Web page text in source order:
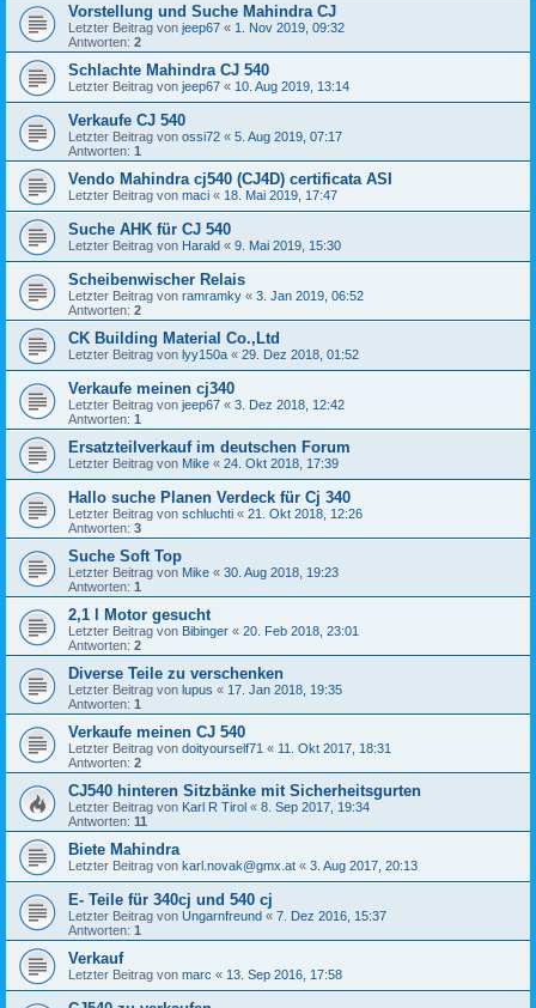
Vorstellung und Suche Mahindra CJ
Letzter Beitrag von jeep67 « 1. Nov 2019, 09:32
Antworten: 2
Schlachte Mahindra CJ 540
Letzter Beitrag von jeep67 « 10. Aug 2019, 13:14
Verkaufe CJ 540
Letzter Beitrag von ossi72 « 5. Aug 2019, 07:17
Antworten: 1
Vendo Mahindra cj540 (CJ4D) certificata ASI
Letzter Beitrag von maci « 18. Mai 2019, 17:47
Suche AHK für CJ 540
Letzter Beitrag von Harald « 9. Mai 2019, 15:30
Scheibenwischer Relais
Letzter Beitrag von ramramky « 3. Jan 2019, 06:52
Antworten: 2
CK Building Material Co.,Ltd
Letzter Beitrag von lyy150a « 29. Dez 2018, 01:52
Verkaufe meinen cj340
Letzter Beitrag von jeep67 « 3. Dez 2018, 12:42
Antworten: 1
Ersatzteilverkauf im deutschen Forum
Letzter Beitrag von Mike « 24. Okt 2018, 17:39
Hallo suche Planen Verdeck für Cj 340
Letzter Beitrag von schluchti « 21. Okt 2018, 12:26
Antworten: 3
Suche Soft Top
Letzter Beitrag von Mike « 30. Aug 2018, 19:23
Antworten: 1
2,1 l Motor gesucht
Letzter Beitrag von Bibinger « 20. Feb 2018, 23:01
Antworten: 2
Diverse Teile zu verschenken
Letzter Beitrag von lupus « 17. Jan 2018, 19:35
Antworten: 1
Verkaufe meinen CJ 540
Letzter Beitrag von doityourself71 « 11. Okt 2017, 18:31
Antworten: 2
CJ540 hinteren Sitzbänke mit Sicherheitsgurten
Letzter Beitrag von Karl R Tirol « 8. Sep 2017, 19:34
Antworten: 11
Biete Mahindra
Letzter Beitrag von karl.novak@gmx.at « 3. Aug 2017, 20:13
E- Teile für 340cj und 540 cj
Letzter Beitrag von Ungarnfreund « 7. Dez 2016, 15:37
Antworten: 1
Verkauf
Letzter Beitrag von marc « 13. Sep 2016, 17:58